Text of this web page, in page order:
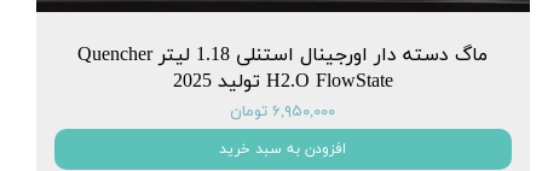
ماگ دسته دار اورجینال استنلی 1.18 لیتر Quencher
H2.O FlowState تولید 2025
۶,۹۵۰,۰۰۰ تومان
افزودن به سبد خرید